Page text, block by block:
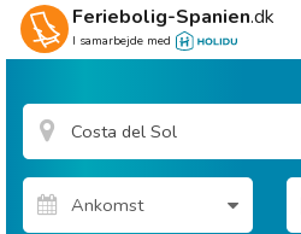
Feriebolig-Spanien.dk
I samarbejde med